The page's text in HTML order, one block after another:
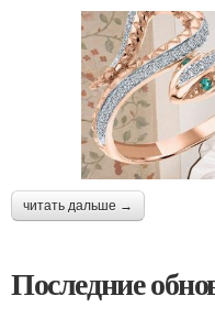
читать дальше →
Последние